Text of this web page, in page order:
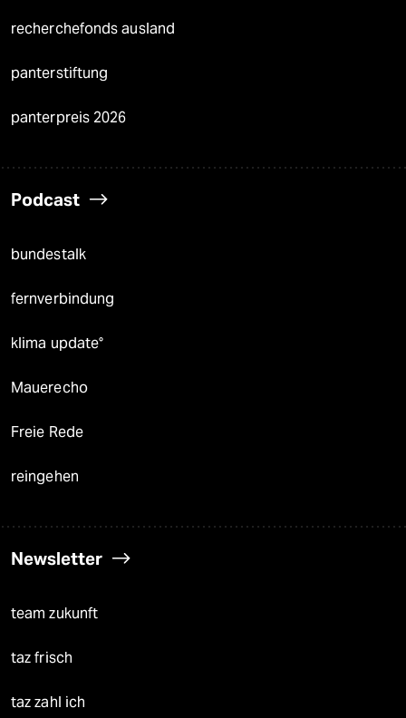
recherchefonds ausland
panterstiftung
panterpreis 2026
Podcast
bundestalk
fernverbindung
klima update°
Mauerecho
Freie Rede
reingehen
Newsletter
team zukunft
taz frisch
taz zahl ich